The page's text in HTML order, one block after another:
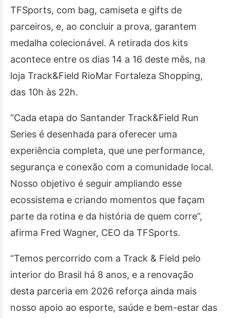
TFSports, com bag, camiseta e gifts de
parceiros, e, ao concluir a prova, garantem
medalha colecionável. A retirada dos kits
acontece entre os dias 14 a 16 deste mês, na
loja Track&Field RioMar Fortaleza Shopping,
das 10h às 22h.
“Cada etapa do Santander Track&Field Run
Series é desenhada para oferecer uma
experiência completa, que une performance,
segurança e conexão com a comunidade local.
Nosso objetivo é seguir ampliando esse
ecossistema e criando momentos que façam
parte da rotina e da história de quem corre”,
afirma Fred Wagner, CEO da TFSports.
“Temos percorrido com a Track & Field pelo
interior do Brasil há 8 anos, e a renovação
desta parceria em 2026 reforça ainda mais
nosso apoio ao esporte, saúde e bem-estar das